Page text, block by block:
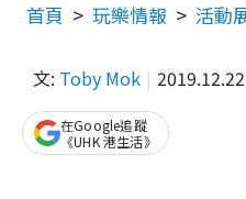
首頁 玩樂情報 活動
文: Toby Mok 2019.12.22
在Google追蹤
《UHK 港生活》